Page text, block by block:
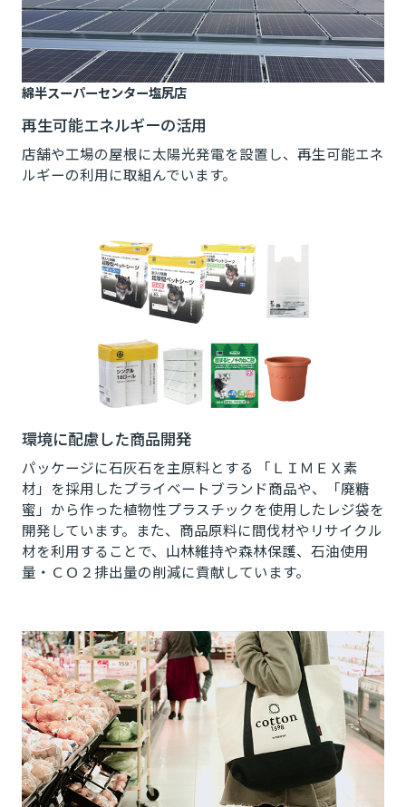
綿半スーパーセンター塩尻店
再生可能エネルギーの活用
店舗や工場の屋根に太陽光発電を設置し、再生可能エネ
ルギーの利用に取組んでいます。
環境に配慮した商品開発
パッケージに石灰石を主原料とする 「ＬＩＭＥＸ素
材」を採用したプライベートブランド商品や、「廃糖
蜜」から作った植物性プラスチックを使用したレジ袋を
開発しています。また、商品原料に間伐材やリサイクル
材を利用することで、山林維持や森林保護、石油使用
量・ＣＯ２排出量の削減に貢献しています。